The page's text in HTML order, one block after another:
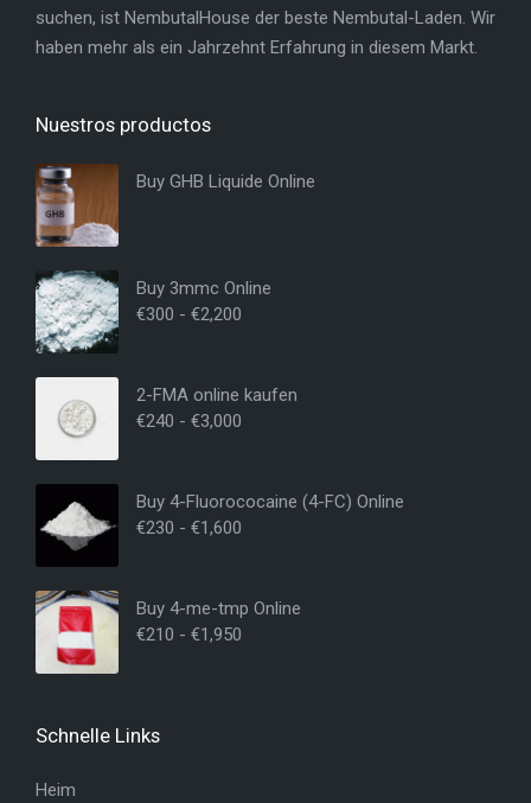
suchen, ist NembutalHouse der beste Nembutal-Laden. Wir
haben mehr als ein Jahrzehnt Erfahrung in diesem Markt.
Nuestros productos
Buy GHB Liquide Online
Buy 3mmc Online
€300 - €2,200
2-FMA online kaufen
€240 - €3,000
Buy 4-Fluorococaine (4-FC) Online
€230 - €1,600
Buy 4-me-tmp Online
€210 - €1,950
Schnelle Links
Heim